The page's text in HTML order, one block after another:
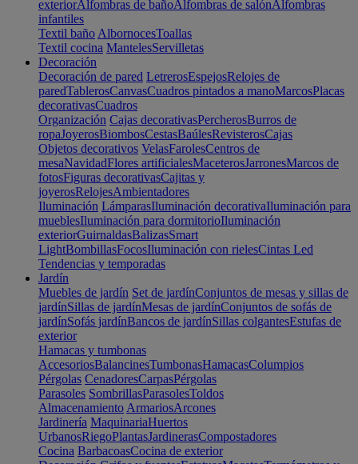
exteriorAlfombras de bañoAlfombras de salónAlfombras
infantiles
Textil baño AlbornocesToallas
Textil cocina MantelesServilletas
Decoración
Decoración de pared LetrerosEspejosRelojes de
paredTablerosCanvasCuadros pintados a manoMarcosPlacas
decorativasCuadros
Organización Cajas decorativasPercherosBurros de
ropaJoyerosBiombosCestasBaúlesRevisterosCajas
Objetos decorativos VelasFarolesCentros de
mesaNavidadFlores artificialesMaceterosJarronesMarcos de
fotosFiguras decorativasCajitas y
joyerosRelojesAmbientadores
Iluminación LámparasIluminación decorativaIluminación para
mueblesIluminación para dormitorioIluminación
exteriorGuirnaldasBalizasSmart
LightBombillasFocosIluminación con rielesCintas Led
Tendencias y temporadas
Jardín
Muebles de jardín Set de jardínConjuntos de mesas y sillas de
jardínSillas de jardínMesas de jardínConjuntos de sofás de
jardínSofás jardínBancos de jardínSillas colgantesEstufas de
exterior
Hamacas y tumbonas
AccesoriosBalancinesTumbonasHamacasColumpios
Pérgolas CenadoresCarpasPérgolas
Parasoles SombrillasParasolesToldos
Almacenamiento ArmariosArcones
Jardinería MaquinariaHuertos
UrbanosRiegoPlantasJardinerasCompostadores
Cocina BarbacoasCocina de exterior